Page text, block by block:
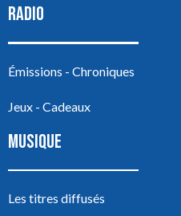
RADIO
Émissions - Chroniques
Jeux - Cadeaux
MUSIQUE
Les titres diffusés